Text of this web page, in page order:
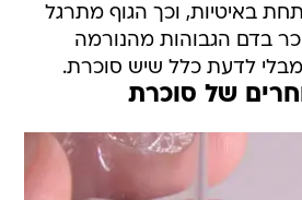
באיטיות, וכך הגוף מתרגל
בדם הגבוהות מהנורמה
לדעת כלל שיש סוכרת.
של סוכרת